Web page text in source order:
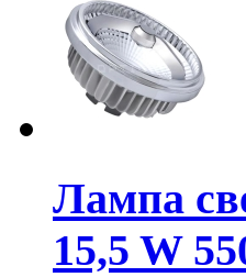
Лампа
15,5 W